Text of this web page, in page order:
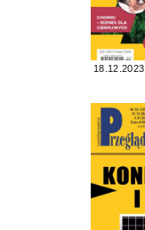
18.12.2023